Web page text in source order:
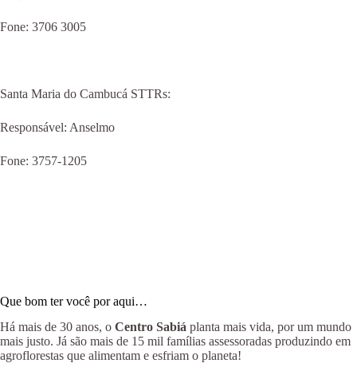
Fone: 3706 3005
Santa Maria do Cambucá STTRs:
Responsável: Anselmo
Fone: 3757-1205
Que bom ter você por aqui…
Há mais de 30 anos, o Centro Sabiá planta mais vida, por um mundo
mais justo. Já são mais de 15 mil famílias assessoradas produzindo em
agroflorestas que alimentam e esfriam o planeta!